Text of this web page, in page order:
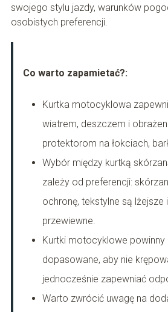
swojego stylu jazdy, warunków
osobistych preferencji.
Co warto zapamietać?:
Kurtka motocyklowa
wiatrem, deszczem i
protektorom na łokciach,
Wybór między kurtką
zależy od preferencji:
ochronę, tekstylne są lżejsze
przewiewne.
Kurtki motocyklowe powinny
dopasowane, aby nie
jednocześnie zapewniać
Warto zwrócić uwagę na